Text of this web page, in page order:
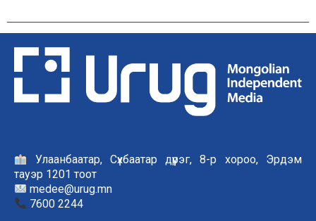
Улаанбаатар, Сүхбаатар дүүрэг, 8-р хороо, Эрдэм
тауэр 1201 тоот
medee@urug.mn
7600 2244